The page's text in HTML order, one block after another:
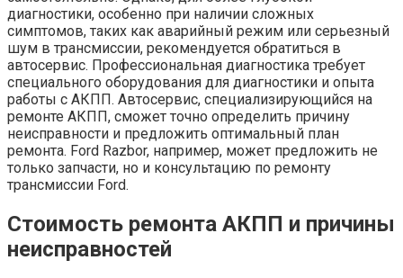
диагностики, особенно при наличии сложных
симптомов, таких как аварийный режим или серьезный
шум в трансмиссии, рекомендуется обратиться в
автосервис. Профессиональная диагностика требует
специального оборудования для диагностики и опыта
работы с АКПП. Автосервис, специализирующийся на
ремонте АКПП, сможет точно определить причину
неисправности и предложить оптимальный план
ремонта. Ford Razbor, например, может предложить не
только запчасти, но и консультацию по ремонту
трансмиссии Ford.
Стоимость ремонта АКПП и причины
неисправностей